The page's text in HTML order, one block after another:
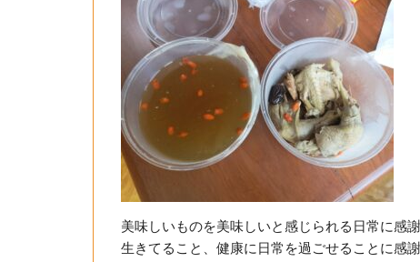
美味しいものを美味しいと感じられる日常に感謝
生きてること、健康に日常を過ごせることに感謝